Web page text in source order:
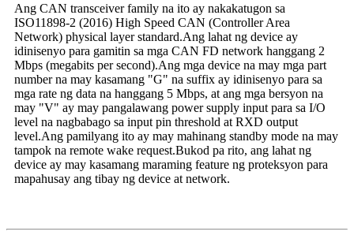
Ang CAN transceiver family na ito ay nakakatugon sa
ISO11898-2 (2016) High Speed ​​CAN (Controller Area
Network) physical layer standard.Ang lahat ng device ay
idinisenyo para gamitin sa mga CAN FD network hanggang 2
Mbps (megabits per second).Ang mga device na may mga part
number na may kasamang "G" na suffix ay idinisenyo para sa
mga rate ng data na hanggang 5 Mbps, at ang mga bersyon na
may "V" ay may pangalawang power supply input para sa I/O
level na nagbabago sa input pin threshold at RXD output
level.Ang pamilyang ito ay may mahinang standby mode na may
tampok na remote wake request.Bukod pa rito, ang lahat ng
device ay may kasamang maraming feature ng proteksyon para
mapahusay ang tibay ng device at network.